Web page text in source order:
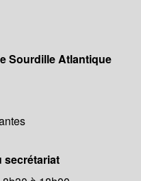
Sourdille Atlantique
secrétariat